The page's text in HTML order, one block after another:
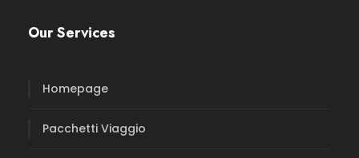
Our Services
Homepage
Pacchetti Viaggio